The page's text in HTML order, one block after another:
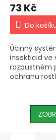
73 Kč
Do
Účinný
insekticid ve
rozpustném
ochranu
jádroviny,
skleníkovou...